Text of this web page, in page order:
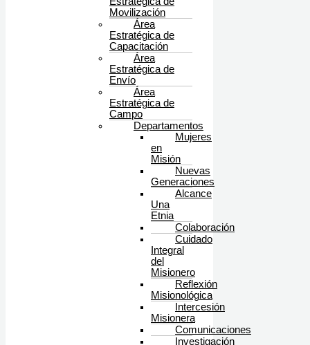
Movilización
Área
Estratégica de
Capacitación
Área
Estratégica de
Envío
Área
Estratégica de
Campo
Departamentos
Mujeres
en
Misión
Nuevas
Generaciones
Alcance
Una
Etnia
Colaboración
Cuidado
Integral
del
Misionero
Reflexión
Misionológica
Intercesión
Misionera
Comunicaciones
Investigación